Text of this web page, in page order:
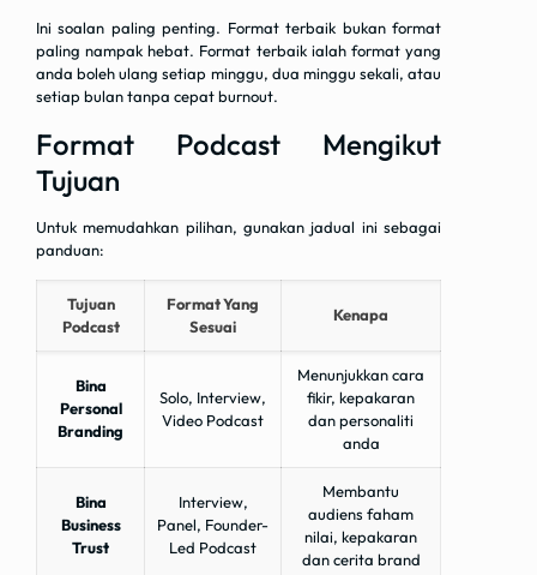
Ini soalan paling penting. Format terbaik bukan format
paling nampak hebat. Format terbaik ialah format yang
anda boleh ulang setiap minggu, dua minggu sekali, atau
setiap bulan tanpa cepat burnout.
Format Podcast Mengikut
Tujuan
Untuk memudahkan pilihan, gunakan jadual ini sebagai
panduan:
Tujuan
Podcast
Format Yang
Sesuai
Kenapa
Bina
Personal
Branding
Solo, Interview,
Video Podcast
Menunjukkan cara
fikir, kepakaran
dan personaliti
anda
Bina
Business
Trust
Interview,
Panel, Founder-
Led Podcast
Membantu
audiens faham
nilai, kepakaran
dan cerita brand